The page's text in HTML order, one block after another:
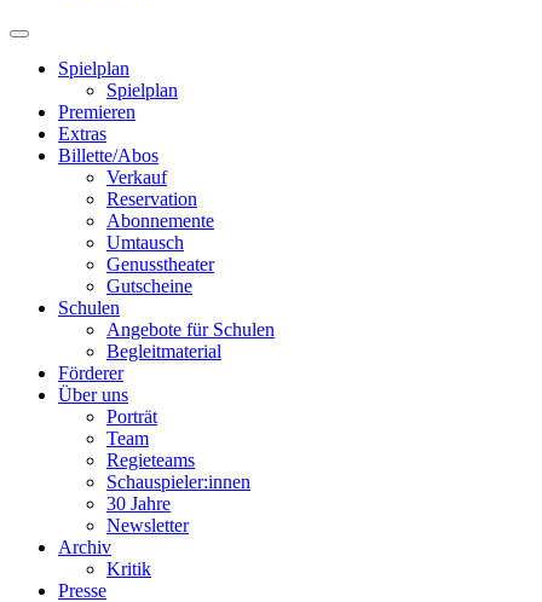
Spielplan
Spielplan
Premieren
Extras
Billette/Abos
Verkauf
Reservation
Abonnemente
Umtausch
Genusstheater
Gutscheine
Schulen
Angebote für Schulen
Begleitmaterial
Förderer
Über uns
Porträt
Team
Regieteams
Schauspieler:innen
30 Jahre
Newsletter
Archiv
Kritik
Presse